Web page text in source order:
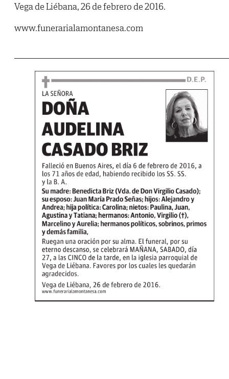
Vega de Liébana, 26 de febrero de 2016.
www.funerarialamontanesa.com